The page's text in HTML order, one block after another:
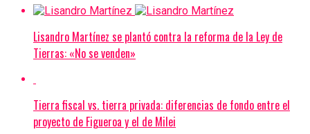
Lisandro Martínez se plantó contra la reforma de la Ley de
Tierras: «No se venden»
Tierra fiscal vs. tierra privada: diferencias de fondo entre el
proyecto de Figueroa y el de Milei